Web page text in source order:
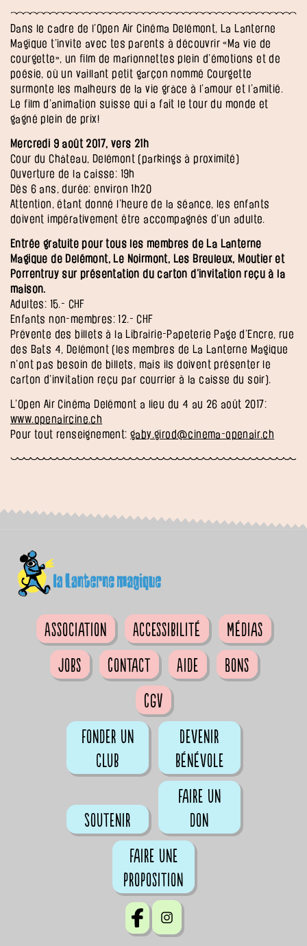
Dans le cadre de l’Open Air Cinéma Delémont, La Lanterne
Magique t’invite avec tes parents à découvrir «Ma vie de
courgette», un film de marionnettes plein d’émotions et de
poésie, où un vaillant petit garçon nommé Courgette
surmonte les malheurs de la vie grâce à l’amour et l’amitié.
Le film d’animation suisse qui a fait le tour du monde et
gagné plein de prix!
Mercredi 9 août 2017, vers 21h
Cour du Château, Delémont (parkings à proximité)
Ouverture de la caisse: 19h
Dès 6 ans, durée: environ 1h20
Attention, étant donné l’heure de la séance, les enfants
doivent impérativement être accompagnés d’un adulte.
Entrée gratuite pour tous les membres de La Lanterne
Magique de Delémont, Le Noirmont, Les Breuleux, Moutier et
Porrentruy sur présentation du carton d’invitation reçu à la
maison.
Adultes: 15.- CHF
Enfants non-membres: 12.- CHF
Prévente des billets à la Librairie-Papeterie Page d’Encre, rue
des Bats 4, Delémont (les membres de La Lanterne Magique
n’ont pas besoin de billets, mais ils doivent présenter le
carton d’invitation reçu par courrier à la caisse du soir).
L’Open Air Cinéma Delémont a lieu du 4 au 26 août 2017:
www.openaircine.ch
Pour tout renseignement: gaby.girod@cinema-openair.ch
Association Accessibilité
Médias
Jobs
Contact Aide
Bons
CGV
Fonder un
club
Devenir
bénévole
Soutenir
Faire un
don
Faire une
proposition